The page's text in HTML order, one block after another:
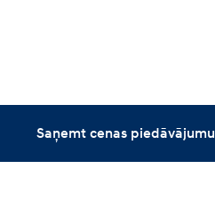
Saņemt cenas piedāvājumu